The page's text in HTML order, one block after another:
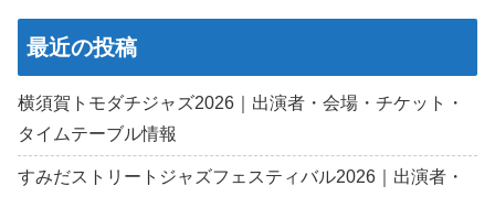
最近の投稿
横須賀トモダチジャズ2026｜出演者・会場・チケット・
タイムテーブル情報
すみだストリートジャズフェスティバル2026｜出演者・